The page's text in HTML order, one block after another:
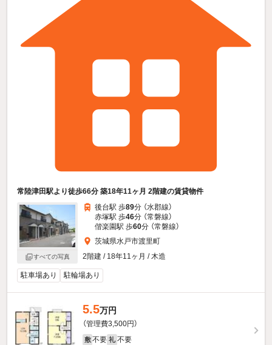
常陸津田駅より徒歩66分 築18年11ヶ月 2階建の賃貸物件
すべての写真
後台駅 歩89分 （水郡線）
赤塚駅 歩46分 （常磐線）
偕楽園駅 歩60分 （常磐線）
茨城県水戸市渡里町
2階建 / 18年11ヶ月 / 木造
駐車場あり 駐輪場あり
5.5万円
（管理費3,500円）
敷 不要 礼 不要